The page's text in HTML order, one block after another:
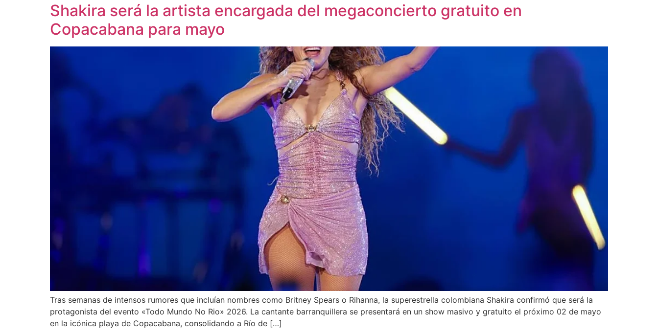
Shakira será la artista encargada del megaconcierto gratuito en
Copacabana para mayo
Tras semanas de intensos rumores que incluían nombres como Britney Spears o Rihanna, la superestrella colombiana Shakira confirmó que será la
protagonista del evento «Todo Mundo No Rio» 2026. La cantante barranquillera se presentará en un show masivo y gratuito el próximo 02 de mayo
en la icónica playa de Copacabana, consolidando a Río de […]